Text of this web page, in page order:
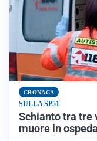
CRONACA
SULLA SP51
Schianto tra tre
muore in